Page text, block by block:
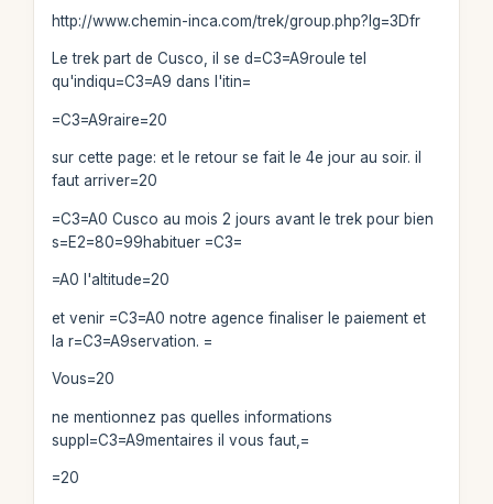
http://www.chemin-inca.com/trek/group.php?lg=3Dfr
Le trek part de Cusco, il se d=C3=A9roule tel
qu'indiqu=C3=A9 dans l'itin=
=C3=A9raire=20
sur cette page: et le retour se fait le 4e jour au soir. il
faut arriver=20
=C3=A0 Cusco au mois 2 jours avant le trek pour bien
s=E2=80=99habituer =C3=
=A0 l'altitude=20
et venir =C3=A0 notre agence finaliser le paiement et
la r=C3=A9servation. =
Vous=20
ne mentionnez pas quelles informations
suppl=C3=A9mentaires il vous faut,=
=20